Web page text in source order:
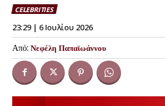
CELEBRITIES
23:29 | 6 Ιουλίου 2026
Από: Νεφέλη Παπαϊωάννου